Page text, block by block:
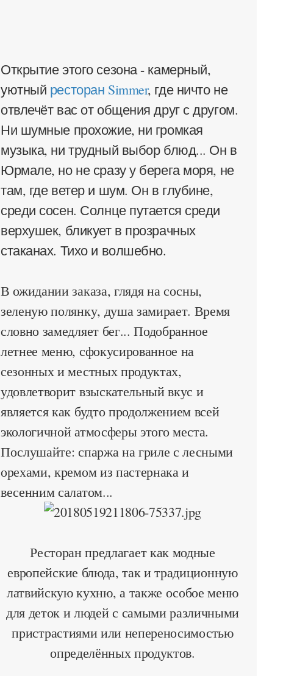
Открытие этого сезона - камерный,
уютный ресторан Simmer, где ничто не
отвлечёт вас от общения друг с другом.
Ни шумные прохожие, ни громкая
музыка, ни трудный выбор блюд... Он в
Юрмале, но не сразу у берега моря, не
там, где ветер и шум. Он в глубине,
среди сосен. Солнце путается среди
верхушек, бликует в прозрачных
стаканах. Тихо и волшебно.
В ожидании заказа, глядя на сосны,
зеленую полянку, душа замирает. Время
словно замедляет бег... Подобранное
летнее меню, сфокусированное на
сезонных и местных продуктах,
удовлетворит взыскательный вкус и
является как будто продолжением всей
экологичной атмосферы этого места.
Послушайте: спаржа на гриле с лесными
орехами, кремом из пастернака и
весенним салатом...
Ресторан предлагает как модные
европейские блюда, так и традиционную
латвийскую кухню, а также особое меню
для деток и людей с самыми различными
пристрастиями или непереносимостью
определённых продуктов.